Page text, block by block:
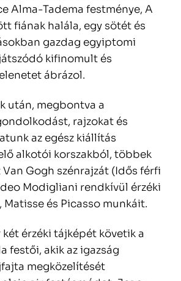
Alma-Tadema festménye, A
fiának halála, egy sötét és
gazdag egyiptomi
kifinomult és
ábrázol.
után, megbontva a
rajzokat és
az egész kiállítás
alkotói korszakból, többek
Gogh szénrajzát (Idős férfi
Modigliani rendkívül érzéki
és Picasso munkáit.
érzéki tájképét követik a
festői, akik az igazság
megközelítését